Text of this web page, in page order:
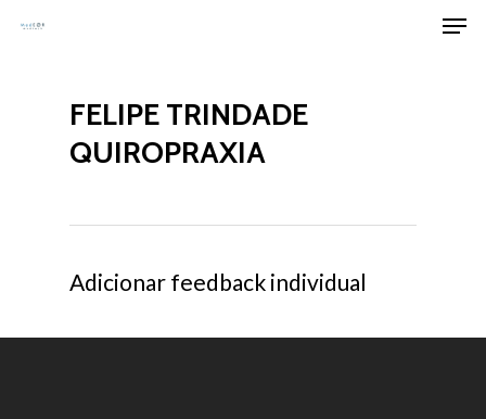
Skip
contentFELIPE TRINDADE
QUIROPRAXIA
Adicionar feedback individual